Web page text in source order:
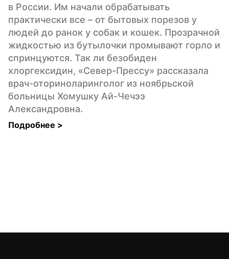
в России. Им начали обрабатывать
практически все – от бытовых порезов у
людей до ранок у собак и кошек. Прозрачной
жидкостью из бутылочки промывают горло и
спринцуются. Так ли безобиден
хлоргексидин, «Север-Прессу» рассказала
врач-оториноларинголог из ноябрьской
больницы Хомушку Ай-Чечээ
Александровна.
Подробнее >